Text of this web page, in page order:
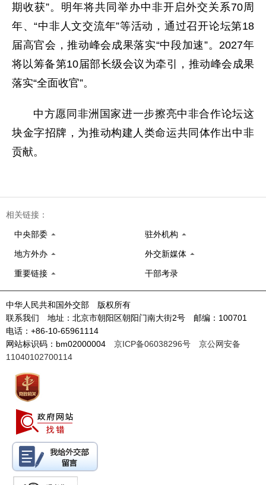
期收获”。明年将共同举办中非开启外交关系70周
年、“中非人文交流年”等活动，通过召开论坛第18
届高官会，推动峰会成果落实“中段加速”。2027年
将以筹备第10届部长级会议为牵引，推动峰会成果
落实“全面收官”。
中方愿同非洲国家进一步擦亮中非合作论坛这
块金字招牌，为推动构建人类命运共同体作出中非
贡献。
相关链接：
中央部委 驻外机构
地方外办 外交新媒体
重要链接 干部考录
中华人民共和国外交部 版权所有
联系我们 地址：北京市朝阳区朝阳门南大街2号 邮编：100701
电话：+86-10-65961114
网站标识码：bm02000004 京ICP备06038296号
京公网安备
11040102700114